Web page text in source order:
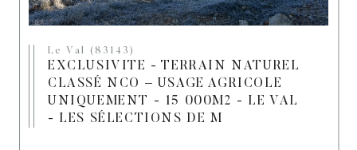
Le Val (83143)
EXCLUSIVITE - TERRAIN NATUREL
CLASSÉ NCO – USAGE AGRICOLE
UNIQUEMENT - 15 000M2 - LE VAL
- LES SÉLECTIONS DE M